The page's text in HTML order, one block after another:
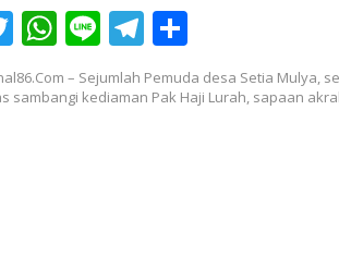
T
w
itt
W
h
at
Li
n
e
T
el
e
S
h
ar
– Sejumlah Pemuda desa Setia Mulya,
sambangi kediaman Pak Haji Lurah, sapaan